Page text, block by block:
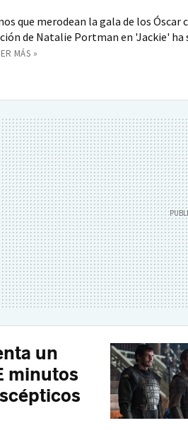
que merodean la gala de los Óscar
de Natalie Portman en 'Jackie' ha
MÁS »
un
minutos